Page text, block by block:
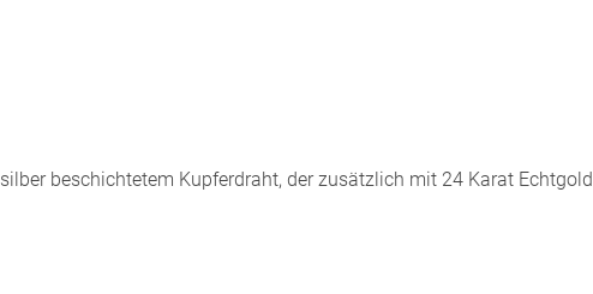
beschichtetem Kupferdraht, der zusätzlich mit 24 Karat Echtgold